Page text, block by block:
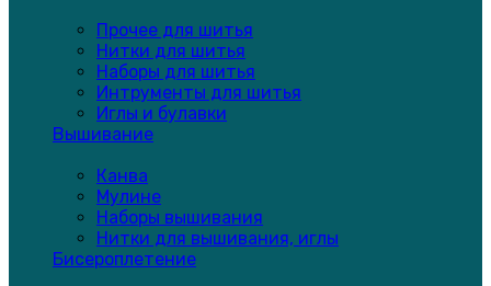
Прочее для шитья
Нитки для шитья
Наборы для шитья
Интрументы для шитья
Иглы и булавки
Вышивание
Канва
Мулине
Наборы вышивания
Нитки для вышивания, иглы
Бисероплетение